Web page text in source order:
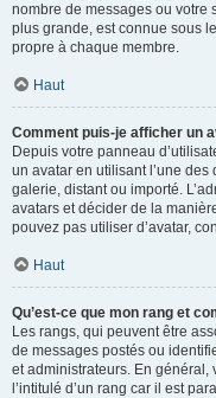
nombre de messages ou votre
plus grande, est connue sous
propre à chaque membre.
Haut
Comment puis-je afficher un
Depuis votre panneau
un avatar en utilisant l’une des
galerie, distant ou importé.
avatars et décider de la
pouvez pas utiliser d’avatar,
Haut
Qu’est-ce que mon rang et
Les rangs, qui peuvent être
de messages postés ou
et administrateurs. En
l’intitulé d’un rang car il est